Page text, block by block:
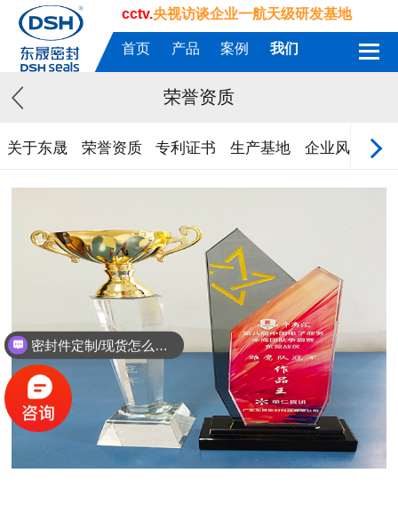
cctv.央视访谈企业一航天级研发基地
首页 产品 案例 我们
荣誉资质
关于东晟 荣誉资质 专利证书 生产基地 企业风采 质